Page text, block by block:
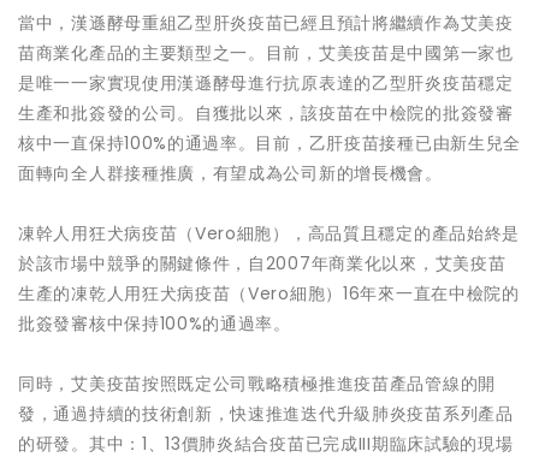
當中，漢遜酵母重組乙型肝炎疫苗已經且預計將繼續作為艾美疫
苗商業化產品的主要類型之一。目前，艾美疫苗是中國第一家也
是唯一一家實現使用漢遜酵母進行抗原表達的乙型肝炎疫苗穩定
生產和批簽發的公司。自獲批以來，該疫苗在中檢院的批簽發審
核中一直保持100%的通過率。目前，乙肝疫苗接種已由新生兒全
面轉向全人群接種推廣，有望成為公司新的增長機會。
凍幹人用狂犬病疫苗（Vero細胞），高品質且穩定的產品始終是
於該市場中競爭的關鍵條件，自2007年商業化以來，艾美疫苗
生產的凍乾人用狂犬病疫苗（Vero細胞）16年來一直在中檢院的
批簽發審核中保持100%的通過率。
同時，艾美疫苗按照既定公司戰略積極推進疫苗產品管線的開
發，通過持續的技術創新，快速推進迭代升級肺炎疫苗系列產品
的研發。其中：1、13價肺炎結合疫苗已完成III期臨床試驗的現場